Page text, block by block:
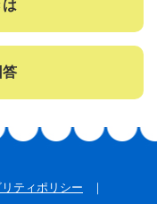
答
ティポリシー